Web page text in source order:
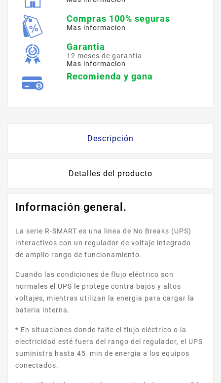
Compras 100% seguras
Mas informacion
Garantia
12 meses de garantía
Mas informacion
Recomienda y gana
Descripción
Detalles del producto
Información general.
La serie R-SMART es una linea de No Breaks (UPS)
interactivos con un regulador de voltaje integrado
de amplio rango de funcionamiento.
Cuando las condiciones de flujo eléctrico son
normales el UPS le protege contra bajos y altos
voltajes, mientras utilizan la energia para cargar la
bateria interna.
* En situaciones donde falte el flujo eléctrico o la
electricidad esté fuera del rango del regulador, el UPS
suministra hasta 45 min de energia a los equipos
conectados.